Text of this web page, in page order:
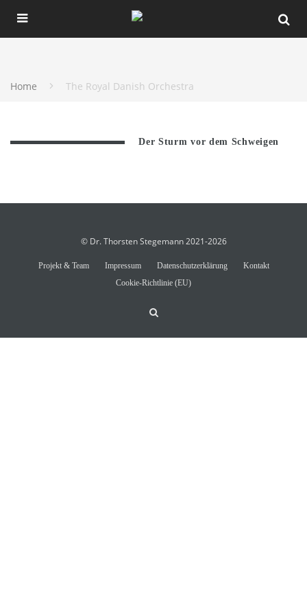
Home The Royal Danish Orchestra
Der Sturm vor dem Schweigen
© Dr. Thorsten Stegemann 2021-2026
Projekt & Team Impressum Datenschutzerklärung
Kontakt
Cookie-Richtlinie (EU)